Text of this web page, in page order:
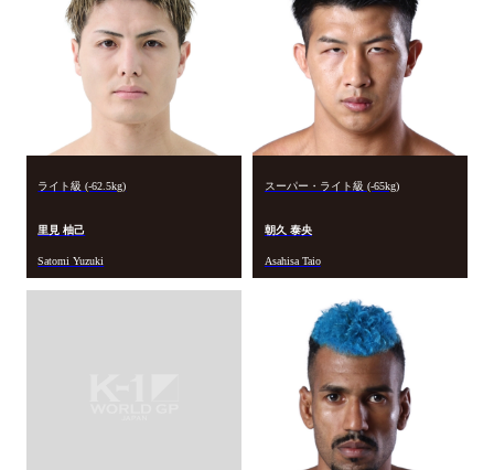
ライト級 (-62.5kg)
里見 柚己
Satomi Yuzuki
スーパー・ライト級 (-65kg)
朝久 泰央
Asahisa Taio